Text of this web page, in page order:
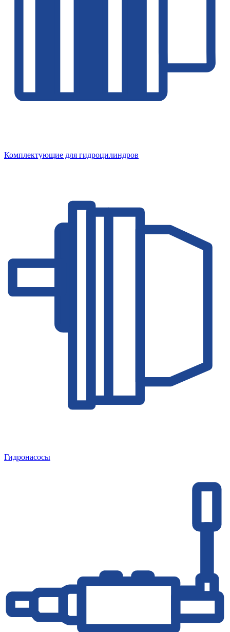
Комплектующие для гидроцилиндров
Гидронасосы